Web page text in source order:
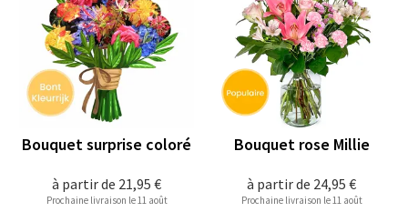
à partir de 21,95 €
Bouquet surprise coloré
Prochaine livraison le 11 août
à partir de 24,95 €
Bouquet rose Millie
Prochaine livraison le 11 août